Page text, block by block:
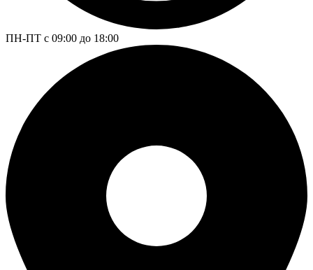
ПН-ПТ с 09:00 до 18:00